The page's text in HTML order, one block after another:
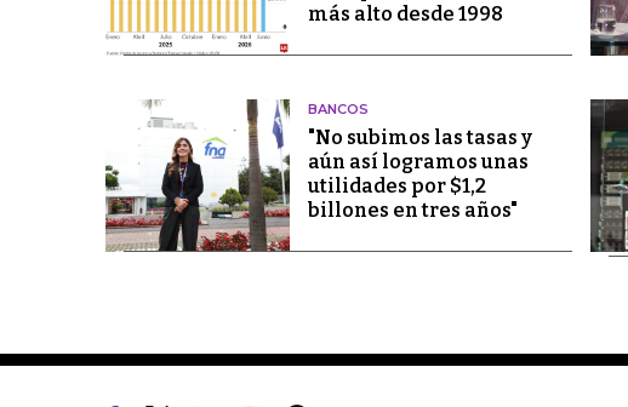
más alto desde 1998
BANCOS
"No subimos las tasas y
aún así logramos unas
utilidades por $1,2
billones en tres años"